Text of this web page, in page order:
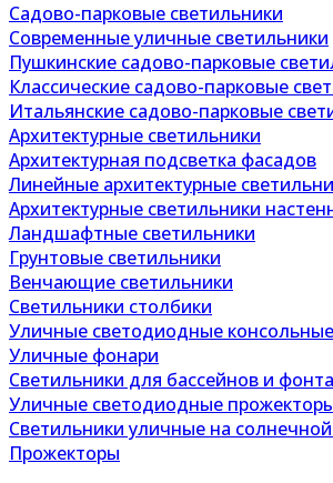
Садово-парковые светильники
Современные уличные светильники
Пушкинские садово-парковые
Классические садово-парковые
Итальянские садово-парковые
Архитектурные светильники
Архитектурная подсветка фасадов
Линейные архитектурные
Архитектурные светильники
Ландшафтные светильники
Грунтовые светильники
Венчающие светильники
Светильники столбики
Уличные светодиодные
Уличные фонари
Светильники для бассейнов и
Уличные светодиодные
Светильники уличные на
Прожекторы